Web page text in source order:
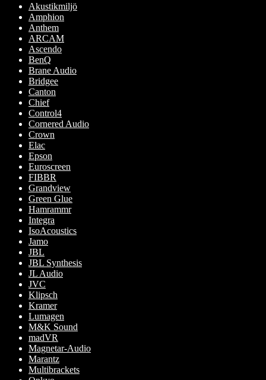
Akustikmiljö
Amphion
Anthem
ARCAM
Ascendo
BenQ
Brane Audio
Bridgee
Canton
Chief
Control4
Cornered Audio
Crown
Elac
Epson
Euroscreen
FIBBR
Grandview
Green Glue
Hamrammr
Integra
IsoAcoustics
Jamo
JBL
JBL Synthesis
JL Audio
JVC
Klipsch
Kramer
Lumagen
M&K Sound
madVR
Magnetar-Audio
Marantz
Multibrackets